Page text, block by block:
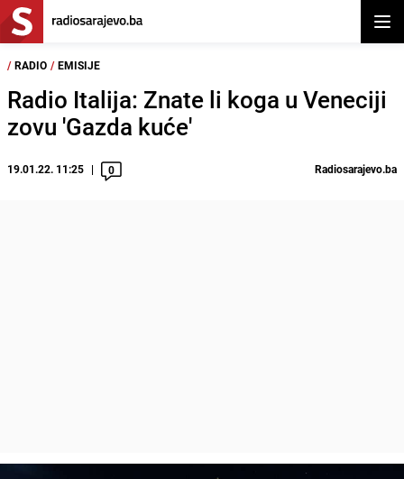
/ RADIO / EMISIJE
Radio Italija: Znate li koga u Veneciji
zovu 'Gazda kuće'
19.01.22. 11:25 0 Radiosarajevo.ba